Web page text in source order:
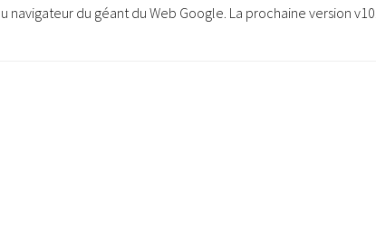
navigateur du géant du Web Google. La prochaine version v10...